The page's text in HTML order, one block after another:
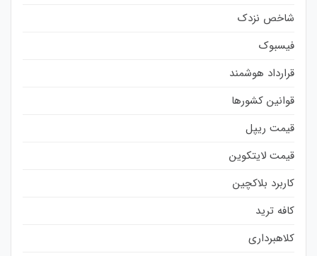
شاخص نزدک
فیسبوک
قرارداد هوشمند
قوانین کشورها
قیمت ریپل
قیمت لایتکوین
کاربرد بلاکچین
کافه ترید
کلاهبرداری